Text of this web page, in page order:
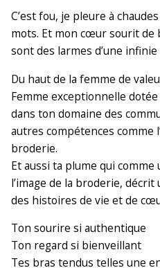
C’est fou, je pleure à
mots. Et mon cœur sourit de
sont des larmes d’une
Du haut de la femme de
Femme exceptionnelle
dans ton domaine des
autres compétences comme
broderie.
Et aussi ta plume qui
l’image de la broderie,
des histoires de vie et de
Ton sourire si authentique
Ton regard si bienveillant
Tes bras tendus telles une